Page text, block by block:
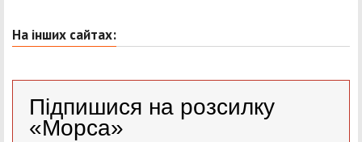
На інших сайтах:
Підпишися на розсилку
«Морса»